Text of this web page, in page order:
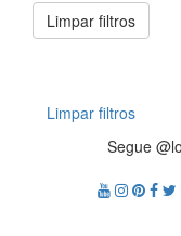
Limpar filtros
Limpar filtros
Segue